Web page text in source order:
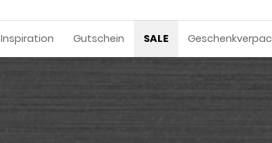
Inspiration Gutschein SALE